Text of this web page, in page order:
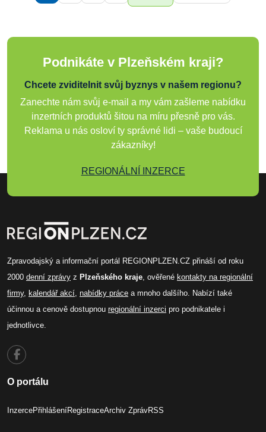
Podnikáte v Plzeňském kraji?
Chcete zviditelnit svůj byznys v našem regionu?
Zanechte nám svůj e-mail a my vám zašleme nabídku
inzertních produktů šitou na míru přesně pro vás.
Reklama u nás osloví ty správné lidi – vaše budoucí
zákazníky!
REGIONÁLNÍ INZERCE
Zpravodajský a informační portál REGIONPLZEN.CZ přináší od roku
2000 denní zprávy z Plzeňského kraje , ověřené kontakty na regionální
firmy, kalendář akcí nabídky práce a mnoho dalšího. Nabízí také
účinnou a cenově dostupnou regionální inzerci pro podnikatele i
jednotlivce.
O portálu
InzercePřihlášeníRegistraceArchiv ZprávRSS